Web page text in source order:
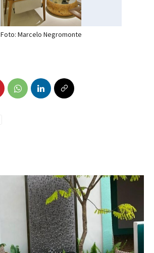
Foto: Marcelo Negromonte